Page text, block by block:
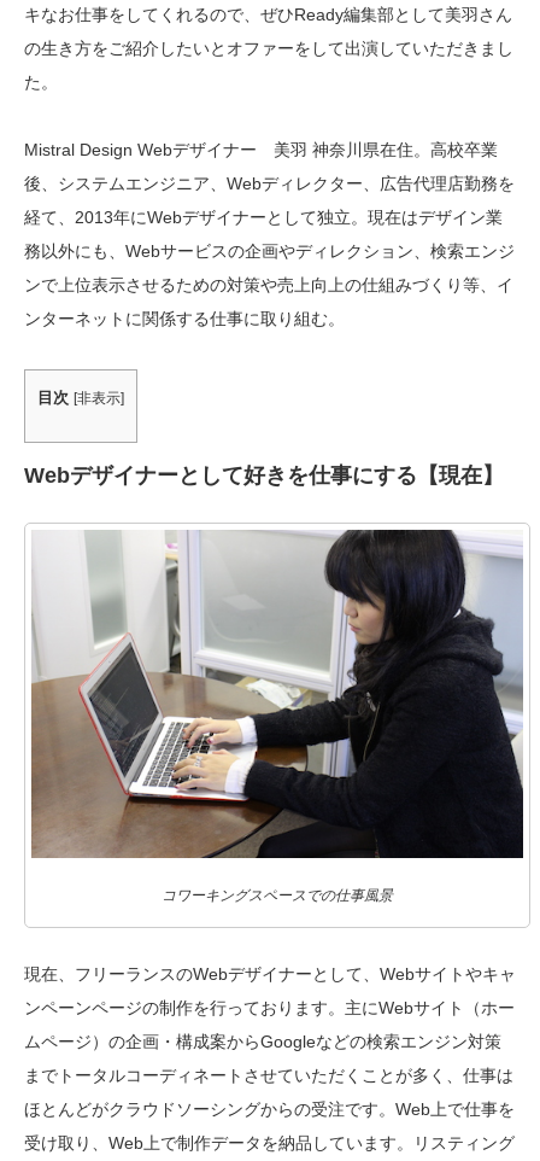
キなお仕事をしてくれるので、ぜひReady編集部として美羽さん
の生き方をご紹介したいとオファーをして出演していただきまし
た。
Mistral Design Webデザイナー 美羽 神奈川県在住。高校卒業
後、システムエンジニア、Webディレクター、広告代理店勤務を
経て、2013年にWebデザイナーとして独立。現在はデザイン業
務以外にも、Webサービスの企画やディレクション、検索エンジ
ンで上位表示させるための対策や売上向上の仕組みづくり等、イ
ンターネットに関係する仕事に取り組む。
目次 [非表示]
Webデザイナーとして好きを仕事にする【現在】
コワーキングスペースでの仕事風景
現在、フリーランスのWebデザイナーとして、Webサイトやキャ
ンペーンページの制作を行っております。主にWebサイト（ホー
ムページ）の企画・構成案からGoogleなどの検索エンジン対策
までトータルコーディネートさせていただくことが多く、仕事は
ほとんどがクラウドソーシングからの受注です。Web上で仕事を
受け取り、Web上で制作データを納品しています。リスティング